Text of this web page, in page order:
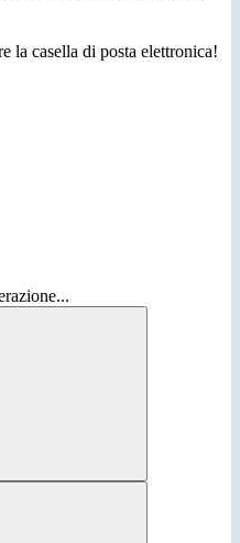
la casella di posta elettronica!